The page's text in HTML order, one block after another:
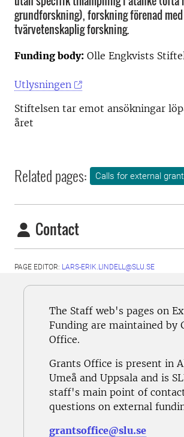
grundforskning), forskning förenad
tvärvetenskaplig forskning.
Funding body: Olle Engkvists
Utlysningen
Stiftelsen tar emot ansökningar
året
Related pages: Calls for external
Contact
PAGE EDITOR: LARS-ERIK.LINDELL@SLU.SE
The Staff web's pages on
Funding are maintained by
Office.
Grants Office is present in
Umeå and Uppsala and is
staff's main point of
questions on external
grantsoffice@slu.se